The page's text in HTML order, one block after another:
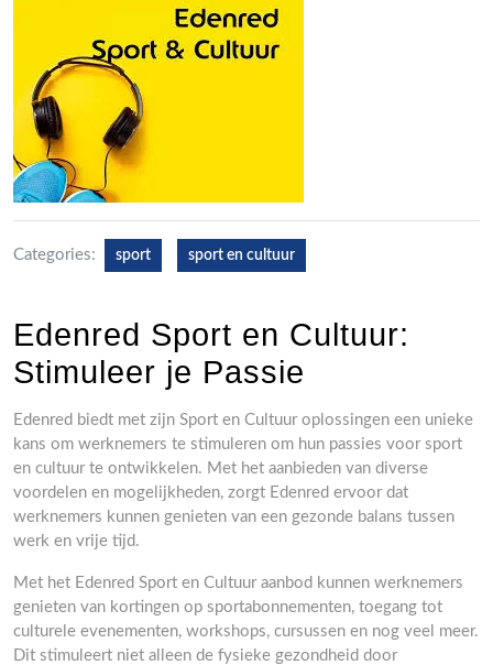
Categories: sport sport en cultuur
Edenred Sport en Cultuur:
Stimuleer je Passie
Edenred biedt met zijn Sport en Cultuur oplossingen een unieke
kans om werknemers te stimuleren om hun passies voor sport
en cultuur te ontwikkelen. Met het aanbieden van diverse
voordelen en mogelijkheden, zorgt Edenred ervoor dat
werknemers kunnen genieten van een gezonde balans tussen
werk en vrije tijd.
Met het Edenred Sport en Cultuur aanbod kunnen werknemers
genieten van kortingen op sportabonnementen, toegang tot
culturele evenementen, workshops, cursussen en nog veel meer.
Dit stimuleert niet alleen de fysieke gezondheid door